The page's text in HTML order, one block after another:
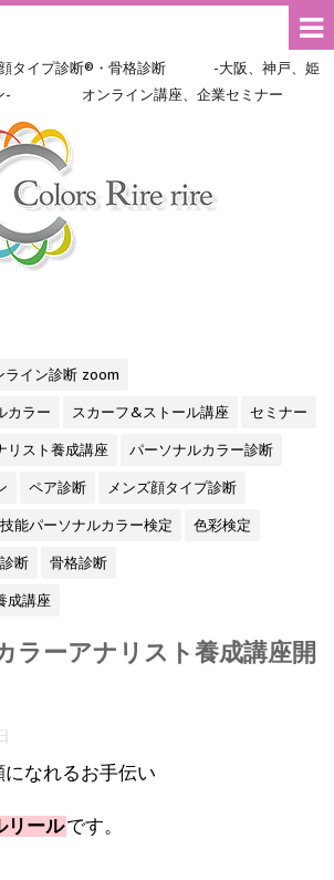
顔タイプ診断®・骨格診断 -大阪、神戸、姫
ン- オンライン講座、企業セミナー
ライン診断 zoom
カラー
スカーフ&ストール講座
セミナー
リスト養成講座
パーソナルカラー診断
ペア診断
メンズ顔タイプ診断
能パーソナルカラー検定
色彩検定
断
骨格診断
成講座
ラーアナリスト養成講座開
なれるお手伝い
リールです。